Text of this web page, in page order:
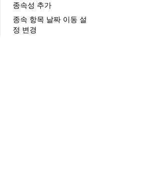
종속성 추가
종속 항목 날짜 이동 설
정 변경